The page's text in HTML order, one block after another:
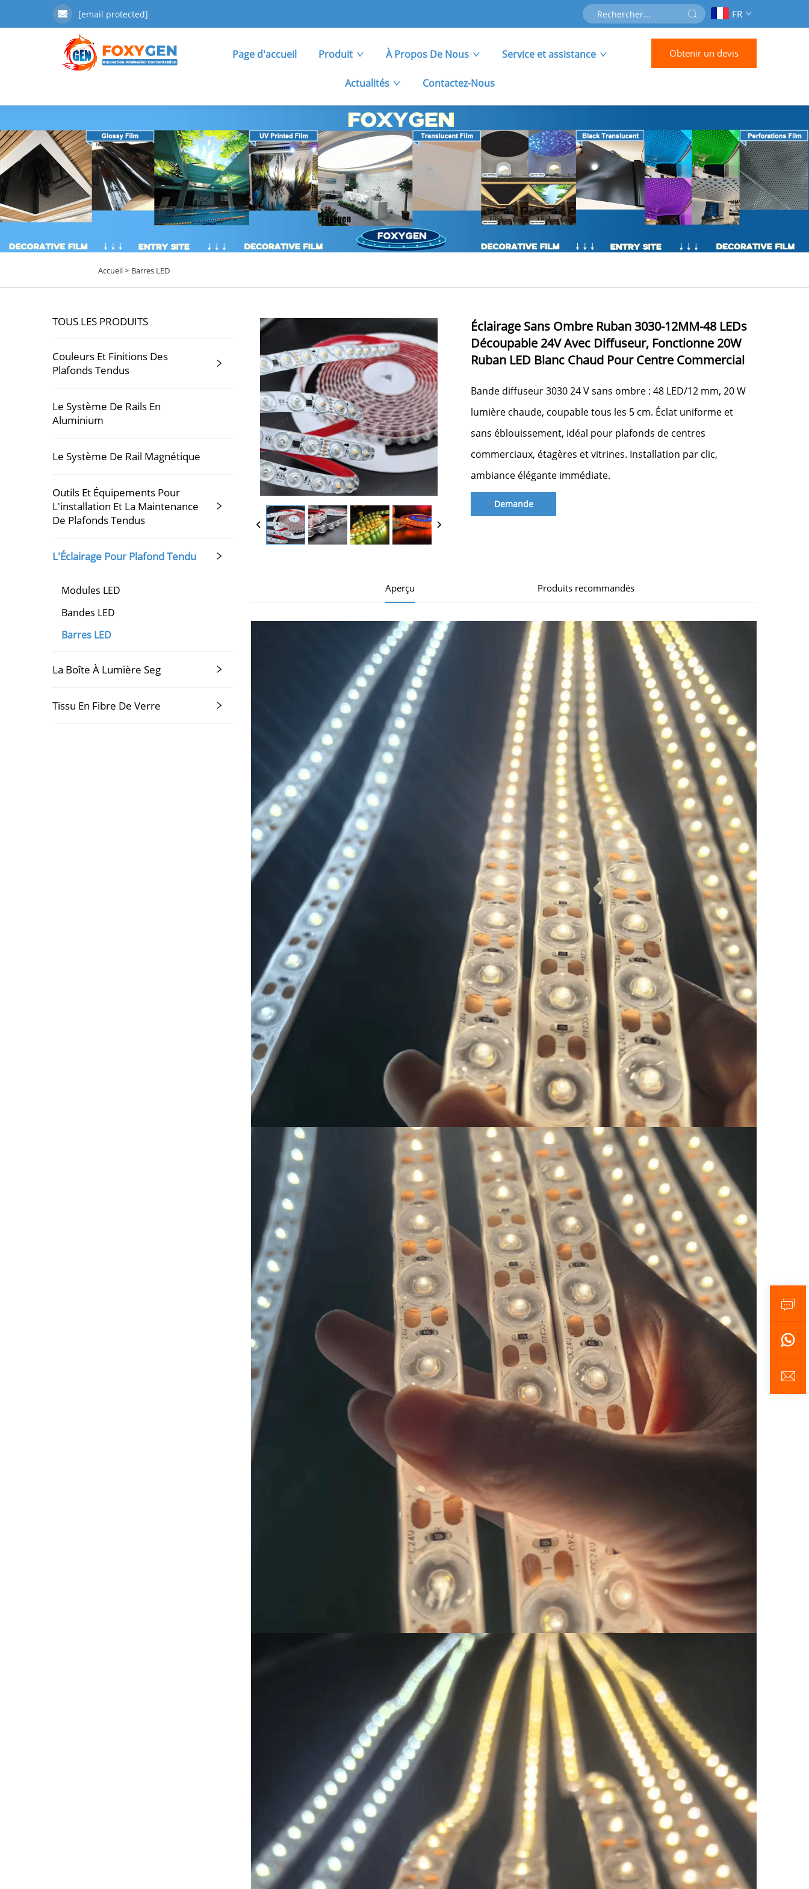
[email protected] FR
Page d'accueil Produit À Propos De Nous Service et assistance
Actualités Contactez-Nous
Obtenir un devis
Accueil > Barres LED
TOUS LES PRODUITS
Couleurs Et Finitions Des
Plafonds Tendus
Le Système De Rails En
Aluminium
Le Système De Rail Magnétique
Outils Et Équipements Pour
L'installation Et La Maintenance
De Plafonds Tendus
L'Éclairage Pour Plafond Tendu
Modules LED
Bandes LED
Barres LED
La Boîte À Lumière Seg
Tissu En Fibre De Verre
Éclairage Sans Ombre Ruban 3030-12MM-48 LEDs
Découpable 24V Avec Diffuseur, Fonctionne 20W
Ruban LED Blanc Chaud Pour Centre Commercial
Bande diffuseur 3030 24 V sans ombre : 48 LED/12 mm, 20 W
lumière chaude, coupable tous les 5 cm. Éclat uniforme et
sans éblouissement, idéal pour plafonds de centres
commerciaux, étagères et vitrines. Installation par clic,
ambiance élégante immédiate.
Demande
Aperçu Produits recommandés